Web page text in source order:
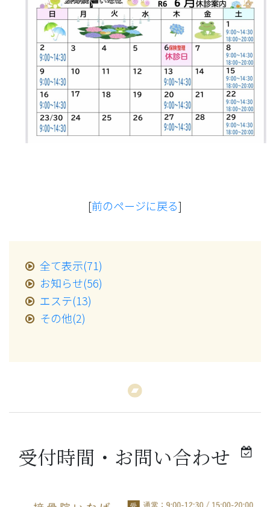
[前のページに戻る]
全て表示(71)
お知らせ(56)
エステ(13)
その他(2)
受付時間・お問い合わせ